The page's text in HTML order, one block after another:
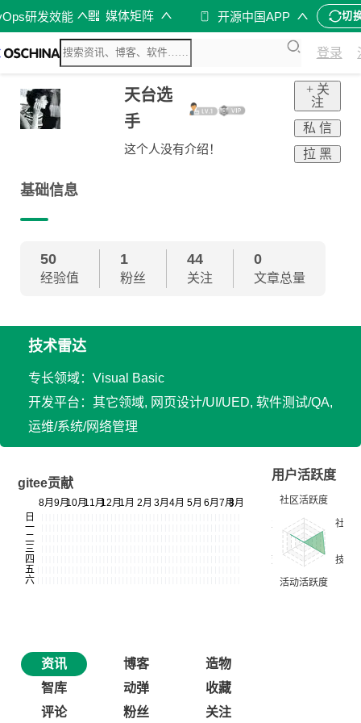
研发效能 媒体矩阵 开源中国APP 切
登录
天台选
手
这个人没有介绍！
+ 关
注
私 信
拉 黑
基础信息
50
经验值
1
粉丝
44
关注
0
文章总量
技术雷达
专长领域：Visual Basic
开发平台：其它领域, 网页设计/UI/UED, 软件测试/QA,
运维/系统/网络管理
gitee贡献
用户活跃度
资讯 博客
造物
智库
动弹
收藏
评论
粉丝 关注